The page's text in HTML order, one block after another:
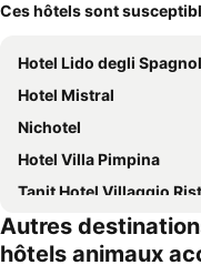
Ces hôtels sont
Hotel Lido degli
Hotel Mistral
Nichotel
Hotel Villa Pimpina
Tanit Hotel Villaggio
Calasetta Residence
I tre schen
Autres
hôtels animaux